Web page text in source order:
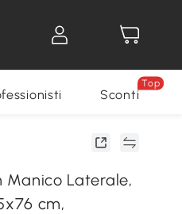
Sconti
Top
Manico Laterale,
cm,